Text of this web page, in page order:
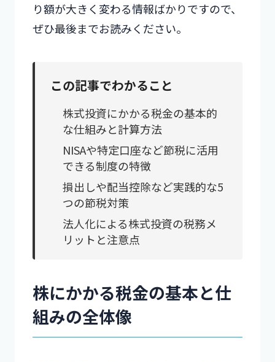
り額が大きく変わる情報ばかりですので、
ぜひ最後までお読みください。
この記事でわかること
株式投資にかかる税金の基本的
な仕組みと計算方法
NISAや特定口座など節税に活用
できる制度の特徴
損出しや配当控除など実践的な5
つの節税対策
法人化による株式投資の税務メ
リットと注意点
株にかかる税金の基本と仕
組みの全体像